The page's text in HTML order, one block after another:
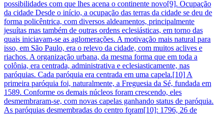
possibilidades com que lhes acena o continente novo[9]. Ocupação
da cidade Desde o início, a ocupação das terras da cidade se deu de
forma policêntrica, com diversos aldeamentos, principalmente
jesuítas mas também de outras ordens eclesiásticas, em torno das
quais iniciavam-se as aglomerações. A motivação mais natural para
isso, em São Paulo, era o relevo da cidade, com muitos aclives e
riachos. A organização urbana, da mesma forma que em toda a
colônia, era centrada, administrativa e eclesiasticamente, nas
paróquias. Cada paróquia era centrada em uma capela.[10] A
primeira paróquia foi, naturalmente, a Freguesia da Sé, fundada em
1589. Conforme os demais núcleos foram crescendo, eles
desmembraram-se, com novas capelas ganhando status de paróquia.
As paróquias desmembradas do centro foram[10]: 1796, 26 de